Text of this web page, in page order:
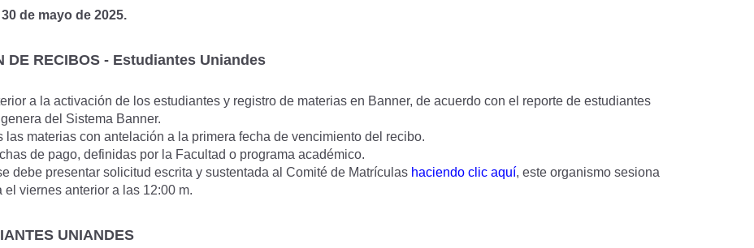
de mayo de 2025.
DE RECIBOS - Estudiantes Uniandes
a la activación de los estudiantes y registro de materias en Banner, de acuerdo con el reporte de estudiantes
del Sistema Banner.
las materias con antelación a la primera fecha de vencimiento del recibo.
de pago, definidas por la Facultad o programa académico.
debe presentar solicitud escrita y sustentada al Comité de Matrículas haciendo clic aquí, este organismo sesiona
viernes anterior a las 12:00 m.
UNIANDES